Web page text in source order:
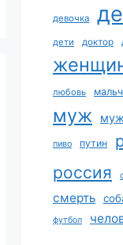
девочка
дети доктор
любовь
муж
пиво путин
россия
смерть
футбол